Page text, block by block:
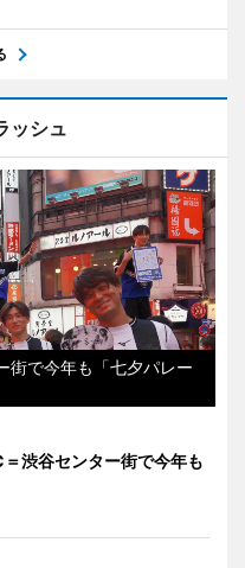
ッシュ
街で今年も「七夕パレー
渋谷センター街で今年も